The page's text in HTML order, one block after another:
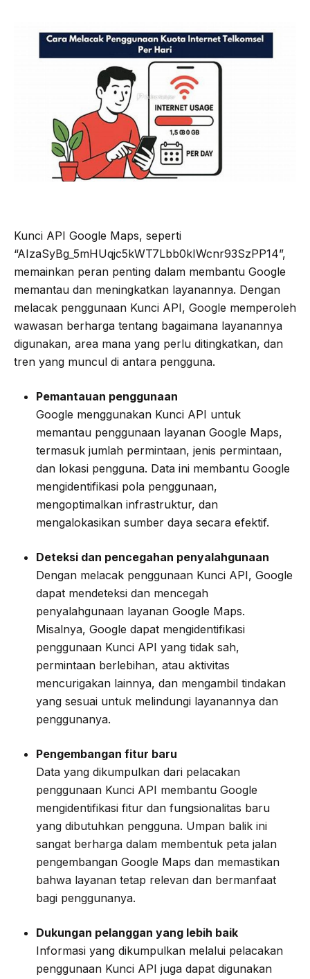
Kunci API Google Maps, seperti
“AIzaSyBg_5mHUqjc5kWT7Lbb0kIWcnr93SzPP14”,
memainkan peran penting dalam membantu Google
memantau dan meningkatkan layanannya. Dengan
melacak penggunaan Kunci API, Google memperoleh
wawasan berharga tentang bagaimana layanannya
digunakan, area mana yang perlu ditingkatkan, dan
tren yang muncul di antara pengguna.
Pemantauan penggunaan
Google menggunakan Kunci API untuk
memantau penggunaan layanan Google Maps,
termasuk jumlah permintaan, jenis permintaan,
dan lokasi pengguna. Data ini membantu Google
mengidentifikasi pola penggunaan,
mengoptimalkan infrastruktur, dan
mengalokasikan sumber daya secara efektif.
Deteksi dan pencegahan penyalahgunaan
Dengan melacak penggunaan Kunci API, Google
dapat mendeteksi dan mencegah
penyalahgunaan layanan Google Maps.
Misalnya, Google dapat mengidentifikasi
penggunaan Kunci API yang tidak sah,
permintaan berlebihan, atau aktivitas
mencurigakan lainnya, dan mengambil tindakan
yang sesuai untuk melindungi layanannya dan
penggunanya.
Pengembangan fitur baru
Data yang dikumpulkan dari pelacakan
penggunaan Kunci API membantu Google
mengidentifikasi fitur dan fungsionalitas baru
yang dibutuhkan pengguna. Umpan balik ini
sangat berharga dalam membentuk peta jalan
pengembangan Google Maps dan memastikan
bahwa layanan tetap relevan dan bermanfaat
bagi penggunanya.
Dukungan pelanggan yang lebih baik
Informasi yang dikumpulkan melalui pelacakan
penggunaan Kunci API juga dapat digunakan